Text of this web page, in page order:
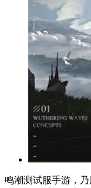
鸣潮测试服手游，